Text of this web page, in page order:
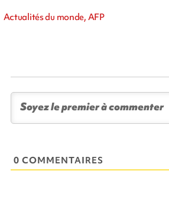
Actualités du monde, AFP
0 COMMENTAIRES